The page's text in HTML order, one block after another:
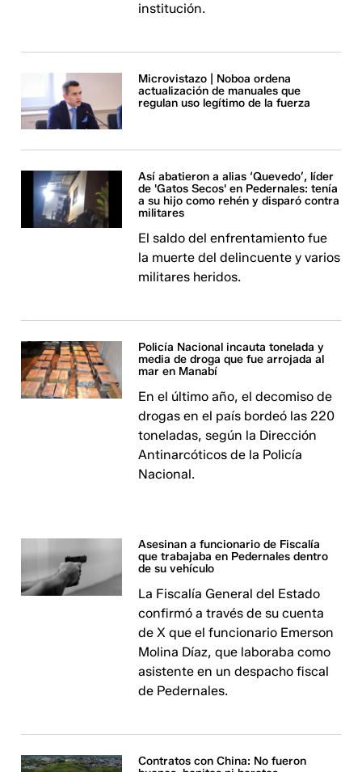
institución.
Microvistazo | Noboa ordena
actualización de manuales que
regulan uso legítimo de la fuerza
Así abatieron a alias ‘Quevedo’, líder
de 'Gatos Secos' en Pedernales: tenía
a su hijo como rehén y disparó contra
militares
El saldo del enfrentamiento fue
la muerte del delincuente y varios
militares heridos.
Policía Nacional incauta tonelada y
media de droga que fue arrojada al
mar en Manabí
En el último año, el decomiso de
drogas en el país bordeó las 220
toneladas, según la Dirección
Antinarcóticos de la Policía
Nacional.
Asesinan a funcionario de Fiscalía
que trabajaba en Pedernales dentro
de su vehículo
La Fiscalía General del Estado
confirmó a través de su cuenta
de X que el funcionario Emerson
Molina Díaz, que laboraba como
asistente en un despacho fiscal
de Pedernales.
Contratos con China: No fueron